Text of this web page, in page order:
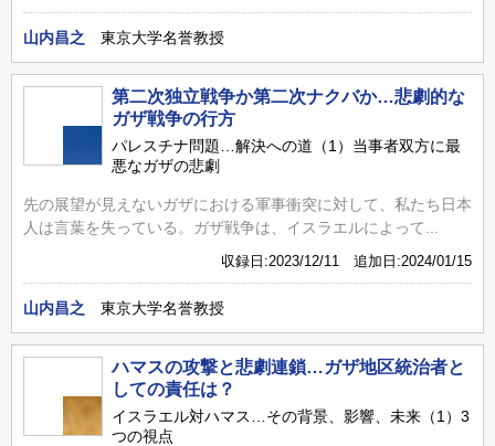
山内昌之 東京大学名誉教授
第二次独立戦争か第二次ナクバか…悲劇的な
ガザ戦争の行方
パレスチナ問題…解決への道（1）当事者双方に最
悪なガザの悲劇
先の展望が見えないガザにおける軍事衝突に対して、私たち日本
人は言葉を失っている。ガザ戦争は、イスラエルによって...
収録日:2023/12/11 追加日:2024/01/15
山内昌之 東京大学名誉教授
ハマスの攻撃と悲劇連鎖…ガザ地区統治者と
しての責任は？
イスラエル対ハマス…その背景、影響、未来（1）3
つの視点